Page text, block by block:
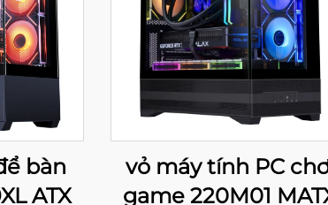
bàn
ATX
vỏ máy tính PC
game 220M01